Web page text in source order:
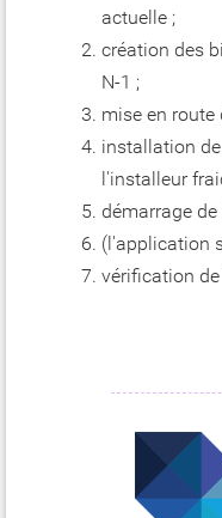
actuelle ;
création des
N-1 ;
mise en route
installation
l'installeur
démarrage
(l'application
vérification